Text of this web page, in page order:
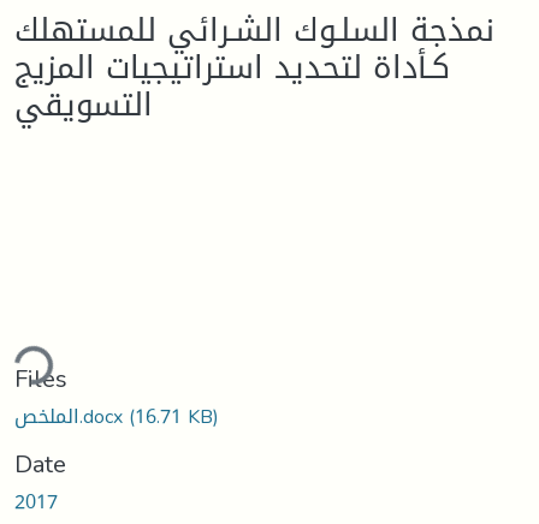
نمذجة السلـوك الشـرائي للمستهلك
كـأداة لتحديد استراتيجيات المزيج
التسويقي
Files
الملخص.docx(16.71 KB)
Date
2017